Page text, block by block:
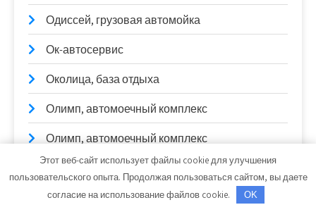
Одиссей, грузовая автомойка
Ок-автосервис
Околица, база отдыха
Олимп, автомоечный комплекс
Олимп, автомоечный комплекс
Олимп, автомоечный комплекс
Олимп, баня
Этот веб-сайт использует файлы cookie для улучшения
пользовательского опыта. Продолжая пользоваться сайтом, вы даете
согласие на использование файлов cookie.
OK